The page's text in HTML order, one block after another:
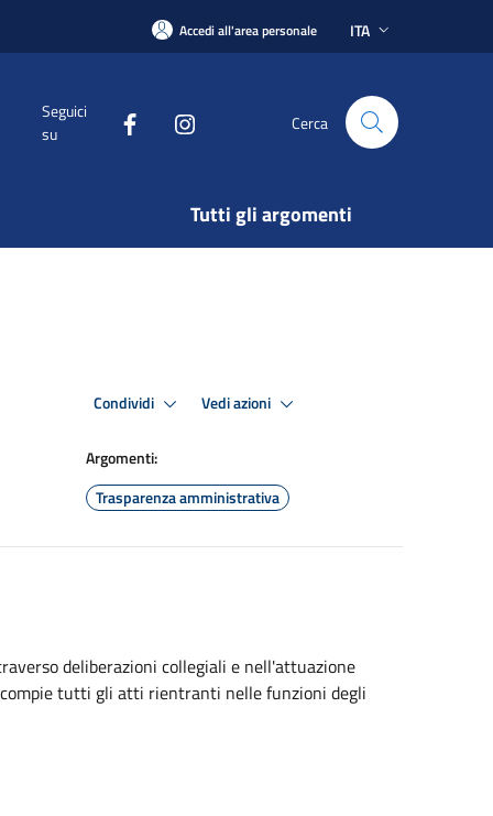
Accedi all'area personale ITA
Seguici
su
Cerca
Tutti gli argomenti
Condividi Vedi azioni
Argomenti:
Trasparenza amministrativa
deliberazioni collegiali e nell'attuazione
tutti gli atti rientranti nelle funzioni degli